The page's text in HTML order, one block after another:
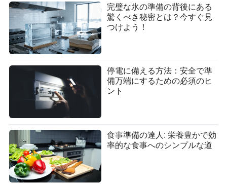
不安の管理
新しく養子にしたペットがストレスの兆候を示すのは普
通です。例えば：
隠れる
泣き声や吠え声
食欲不振
落ち着いた環境を提供し、圧倒的な紹介を避け、ペット
が自分のペースで探索する時間を与えます。忍耐が鍵で
す。
獣医訪問とマイクロチップ
最初の7〜10日以内に獣医の健康診断を予約します。確認
事項：
完璧な氷の準備の背後にある
驚くべき秘密とは？今すぐ見
つけよう！
停電に備える方法：安全で準
備万端にするための必須のヒ
ント
食事準備の達人: 栄養豊かで効
率的な食事へのシンプルな道